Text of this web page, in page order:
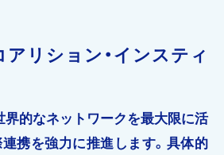
アリション・インスティ
的なネットワークを最大限に活
連携を強力に推進します。具体的